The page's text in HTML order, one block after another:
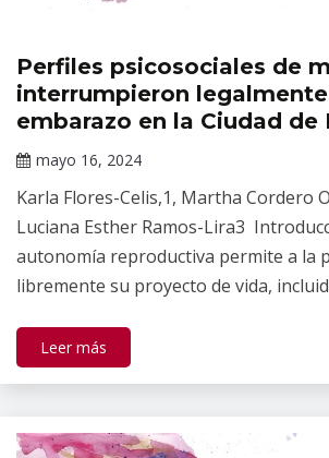
Revista
Salud
Mental
Perfiles psicosociales de
interrumpieron
embarazo en la Ciudad de
mayo 16, 2024
Gallardo
Karla Flores-Celis,1, Martha Cordero
Luciana Esther Ramos-Lira3
autonomía reproductiva permite a la
libremente su proyecto de vida,
Leer más